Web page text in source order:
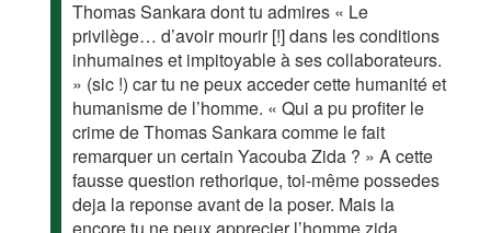
Thomas Sankara dont tu admires « Le
privilège… d’avoir mourir [!] dans les conditions
inhumaines et impitoyable à ses collaborateurs.
» (sic !) car tu ne peux acceder cette humanité et
humanisme de l’homme. « Qui a pu profiter le
crime de Thomas Sankara comme le fait
remarquer un certain Yacouba Zida ? » A cette
fausse question rethorique, toi-même possedes
deja la reponse avant de la poser. Mais la